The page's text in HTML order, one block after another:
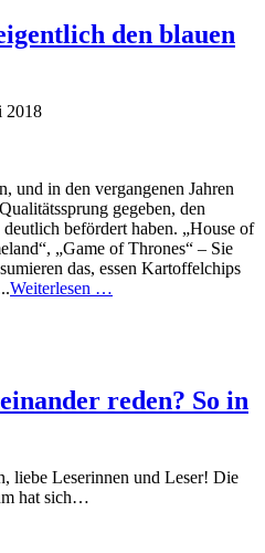
den blauen
2018
und in den vergangenen Jahren
gegeben, den
befördert haben. „House of
„Game of Thrones“ – Sie
das, essen Kartoffelchips
Weiterlesen …
reden? So in
liebe Leserinnen und Leser! Die
hat sich…